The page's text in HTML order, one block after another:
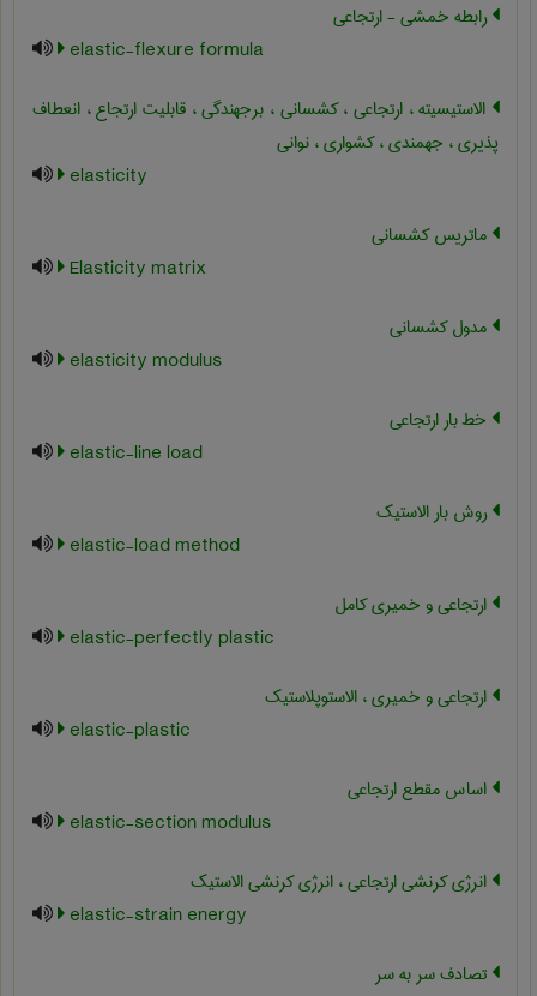
رابطه خمشی - ارتجاعی
elastic-flexure formula
الاستیسیته ، ارتجاعی ، کشسانی ، برجهندگی ، قابلیت ارتجاع ، انعطاف
پذیری ، جهمندی ، کشواری ، نوانی
elasticity
ماتریس کشسانی
Elasticity matrix
مدول کشسانی
elasticity modulus
خط بار ارتجاعی
elastic-line load
روش بار الاستیک
elastic-load method
ارتجاعی و خمیری کامل
elastic-perfectly plastic
ارتجاعی و خمیری ، الاستوپلاستیک
elastic-plastic
اساس مقطع ارتجاعی
elastic-section modulus
انرژی کرنشی ارتجاعی ، انرژی کرنشی الاستیک
elastic-strain energy
تصادف سر به سر